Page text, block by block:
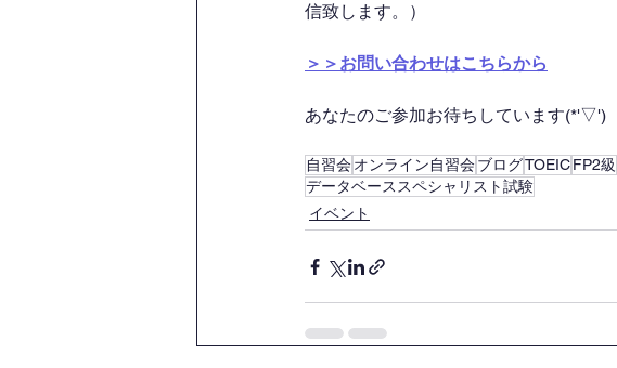
信致します。）
＞＞お問い合わせはこちらから
あなたのご参加お待ちしています(*'▽')
自習会オンライン自習会ブログTOEICFP2級
データベーススペシャリスト試験
イベント